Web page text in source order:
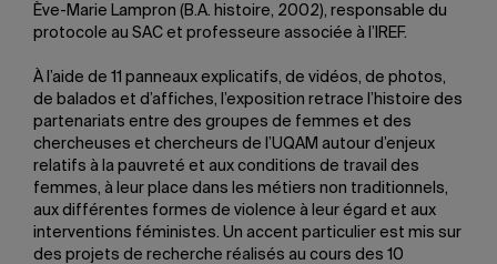
Ève-Marie Lampron (B.A. histoire, 2002), responsable du
protocole au SAC et professeure associée à l’IREF.
À l’aide de 11 panneaux explicatifs, de vidéos, de photos,
de balados et d’affiches, l’exposition retrace l’histoire des
partenariats entre des groupes de femmes et des
chercheuses et chercheurs de l’UQAM autour d’enjeux
relatifs à la pauvreté et aux conditions de travail des
femmes, à leur place dans les métiers non traditionnels,
aux différentes formes de violence à leur égard et aux
interventions féministes. Un accent particulier est mis sur
des projets de recherche réalisés au cours des 10